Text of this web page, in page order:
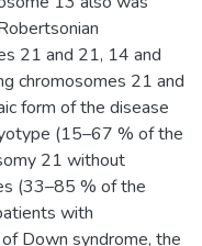
21 and 21, 14 and
chromosomes 21 and
form of the disease
(15–67 % of the
21 without
(33–85 % of the
with
Down syndrome, the